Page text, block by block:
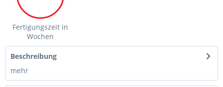
Fertigungszeit in
Wochen
Beschreibung
mehr